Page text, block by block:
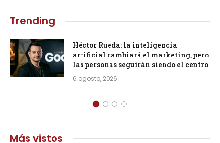
Trending
Héctor Rueda: la inteligencia
artificial cambiará el marketing, pero
las personas seguirán siendo el centro
6 agosto, 2026
Más vistos